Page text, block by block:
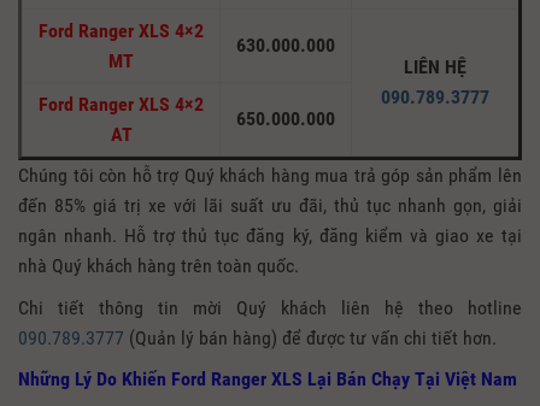
Ford Ranger XLS 4×2
MT
630.000.000
LIÊN HỆ
090.789.3777
Ford Ranger XLS 4×2
AT
650.000.000
Chúng tôi còn hỗ trợ Quý khách hàng mua trả góp sản phẩm lên
đến 85% giá trị xe với lãi suất ưu đãi, thủ tục nhanh gọn, giải
ngân nhanh. Hỗ trợ thủ tục đăng ký, đăng kiểm và giao xe tại
nhà Quý khách hàng trên toàn quốc.
Chi tiết thông tin mời Quý khách liên hệ theo hotline
090.789.3777 (Quản lý bán hàng) để được tư vấn chi tiết hơn.
Những Lý Do Khiến Ford Ranger XLS Lại Bán Chạy Tại Việt Nam